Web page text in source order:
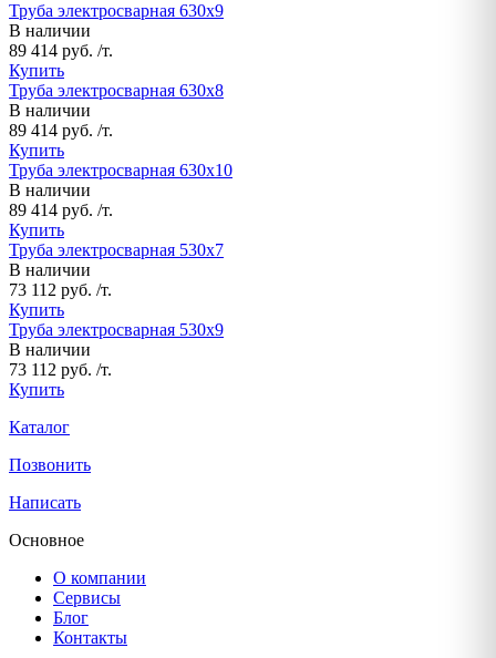
Труба электросварная 630х9
В наличии
89 414 руб. /т.
Купить
Труба электросварная 630х8
В наличии
89 414 руб. /т.
Купить
Труба электросварная 630х10
В наличии
89 414 руб. /т.
Купить
Труба электросварная 530х7
В наличии
73 112 руб. /т.
Купить
Труба электросварная 530х9
В наличии
73 112 руб. /т.
Купить
Каталог
Позвонить
Написать
Основное
О компании
Сервисы
Блог
Контакты